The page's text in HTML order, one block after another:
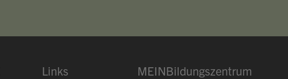
Links MEINBildungszentrum